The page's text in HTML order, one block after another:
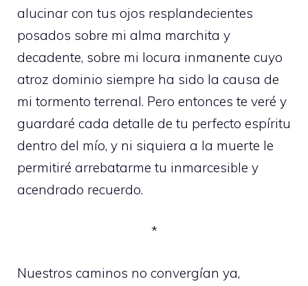
alucinar con tus ojos resplandecientes
posados sobre mi alma marchita y
decadente, sobre mi locura inmanente cuyo
atroz dominio siempre ha sido la causa de
mi tormento terrenal. Pero entonces te veré y
guardaré cada detalle de tu perfecto espíritu
dentro del mío, y ni siquiera a la muerte le
permitiré arrebatarme tu inmarcesible y
acendrado recuerdo.
*
Nuestros caminos no convergían ya,